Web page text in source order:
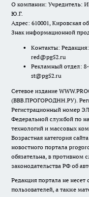
О компании: Учредитель:
Ю.Г.
Адрес: 610001, Кировская
Знак информационной
Контакты:
red@pg52.ru
Рекламный отдел:
st@pg52.ru
Сетевое издание
(ВВВ.ПРОГОРОДНН.РУ).
Регистрационный номер ЭЛ
Федеральной службой по
технологий и массовых
Возрастная категория
новостного портала
обязательна, в противном
законодательства РФ об
Редакция портала не
пользователей, а также